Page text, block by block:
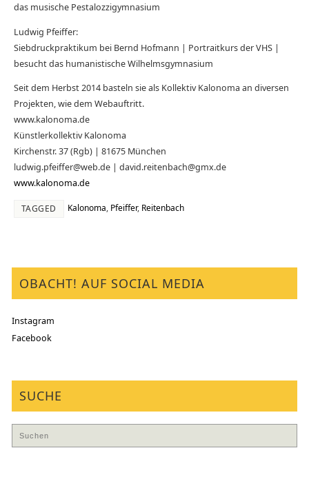
das musische Pestalozzigymnasium
Ludwig Pfeiffer:
Siebdruckpraktikum bei Bernd Hofmann | Portraitkurs der VHS |
besucht das humanistische Wilhelmsgymnasium
Seit dem Herbst 2014 basteln sie als Kollektiv Kalonoma an diversen
Projekten, wie dem Webauftritt.
www.kalonoma.de
Künstlerkollektiv Kalonoma
Kirchenstr. 37 (Rgb) | 81675 München
ludwig.pfeiffer@web.de | david.reitenbach@gmx.de
www.kalonoma.de
TAGGED Kalonoma, Pfeiffer, Reitenbach
OBACHT! AUF SOCIAL MEDIA
Instagram
Facebook
SUCHE